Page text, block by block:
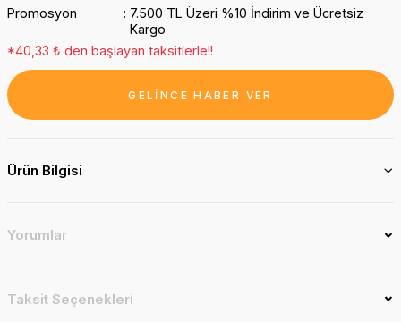
Promosyon
7.500 TL Üzeri %10 İndirim ve Ücretsiz
Kargo
*40,33 ₺ den başlayan taksitlerle!!
GELİNCE HABER VER
Ürün Bilgisi
Yorumlar
Taksit Seçenekleri